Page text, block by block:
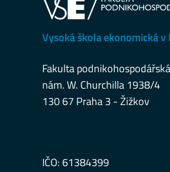
Vysoká škola ekonomická v
Fakulta podnikohospodářská
nám. W. Churchilla 1938/4
130 67 Praha 3 - Žižkov
IČO: 61384399